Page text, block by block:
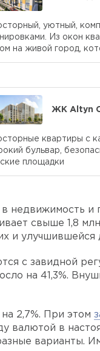
уютный,
Из окон
на живой город,
ЖК Altyn
квартиры с
бульвар,
площадки
и
свыше 1,8
и улучшившейся
с завидной
на 41,3%.
2,7%. При этом
в
варианты.